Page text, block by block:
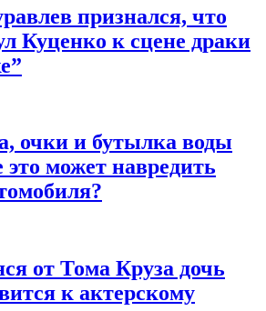
признался, что
Куценко к сцене драки
очки и бутылка воды
может навредить
от Тома Круза дочь
к актерскому